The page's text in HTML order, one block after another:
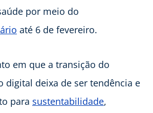
por meio do
até 6 de fevereiro.
em que a transição do
digital deixa de ser tendência e
para sustentabilidade,